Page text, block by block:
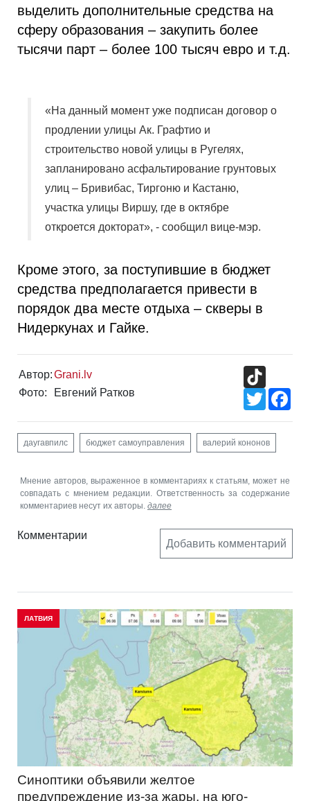
выделить дополнительные средства на
сферу образования – закупить более
тысячи парт – более 100 тысяч евро и т.д.
«На данный момент уже подписан договор о
продлении улицы Ак. Графтио и
строительство новой улицы в Ругелях,
запланировано асфальтирование грунтовых
улиц – Бривибас, Тиргоню и Кастаню,
участка улицы Виршу, где в октябре
откроется докторат», - сообщил вице-мэр.
Кроме этого, за поступившие в бюджет
средства предполагается привести в
порядок два месте отдыха – скверы в
Нидеркунах и Гайке.
Автор:Grani.lv
Фото:
Евгений Ратков
Twitter
даугавпилс бюджет самоуправления валерий кононов
Мнение авторов, выраженное в комментариях к статьям, может не
совпадать с мнением редакции. Ответственность за содержание
комментариев несут их авторы. далее
Комментарии
Добавить комментарий
ЛАТВИЯ
Синоптики объявили желтое
предупреждение из-за жары, на юго-